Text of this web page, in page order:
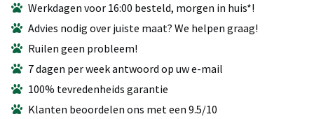
Werkdagen voor 16:00 besteld, morgen in huis*!
Advies nodig over juiste maat? We helpen graag!
Ruilen geen probleem!
7 dagen per week antwoord op uw e-mail
100% tevredenheids garantie
Klanten beoordelen ons met een 9.5/10